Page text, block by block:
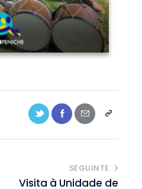
SEGUINTE
Visita à Unidade de